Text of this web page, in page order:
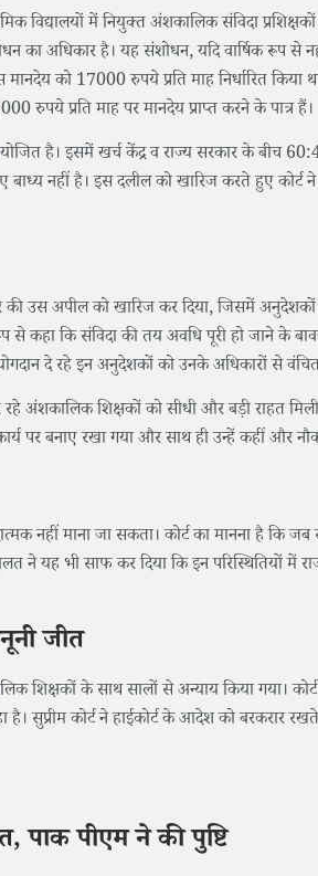
विद्यालयों में नियुक्त अंशकालिक संविदा
का अधिकार है। यह संशोधन, यदि वार्षिक रूप से
को 17000 रुपये प्रति माह निर्धारित
प्रति माह पर मानदेय प्राप्त करने के पात्र हैं।
है। इसमें खर्च केंद्र व राज्य सरकार के बीच
नहीं है। इस दलील को खारिज करते हुए कोर्ट
की उस अपील को खारिज कर दिया, जिसमें
से कहा कि संविदा की तय अवधि पूरी हो जाने के
दे रहे इन अनुदेशकों को उनके अधिकारों से
अंशकालिक शिक्षकों को सीधी और बड़ी राहत
पर बनाए रखा गया और साथ ही उन्हें कहीं और
नहीं माना जा सकता। कोर्ट का मानना है कि
यह भी साफ कर दिया कि इन परिस्थितियों में
जीत
शिक्षकों के साथ सालों से अन्याय किया गया।
सुप्रीम कोर्ट ने हाईकोर्ट के आदेश को बरकरार
पीएम ने की पुष्टि